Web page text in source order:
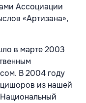
Ассоциации
«Артизана»,
в марте 2003
В 2004 году
из нашей